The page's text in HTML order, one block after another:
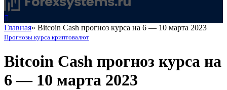
Главная» Bitcoin Cash прогноз курса на 6 — 10 марта 2023
Прогнозы курса криптовалют
Bitcoin Cash прогноз курса на
6 — 10 марта 2023